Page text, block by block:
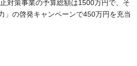
対策事業の予算総額は1500万円で、そ
」の啓発キャンペーンで450万円を充当